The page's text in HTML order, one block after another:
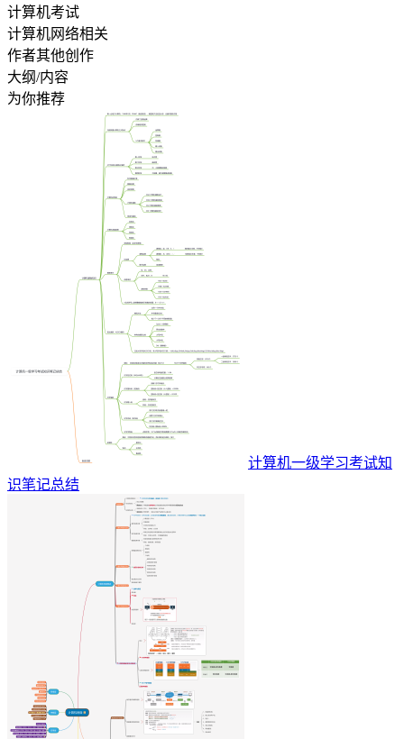
计算机考试
计算机网络相关
作者其他创作
大纲/内容
为你推荐
计算机一级学习考试知
识笔记总结